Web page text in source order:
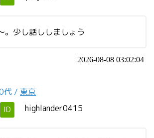
。少し話ししましょう
2026-08-08 03:02:04
代 / 東京
ID highlander0415